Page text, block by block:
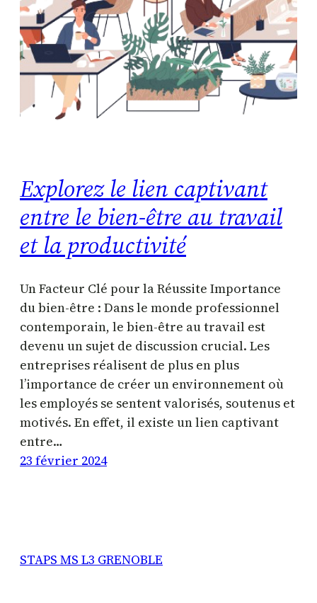
Explorez le lien captivant
entre le bien-être au travail
et la productivité
Un Facteur Clé pour la Réussite Importance
du bien-être : Dans le monde professionnel
contemporain, le bien-être au travail est
devenu un sujet de discussion crucial. Les
entreprises réalisent de plus en plus
l’importance de créer un environnement où
les employés se sentent valorisés, soutenus et
motivés. En effet, il existe un lien captivant
entre…
23 février 2024
STAPS MS L3 GRENOBLE